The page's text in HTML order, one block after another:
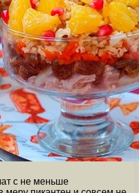
с не меньше